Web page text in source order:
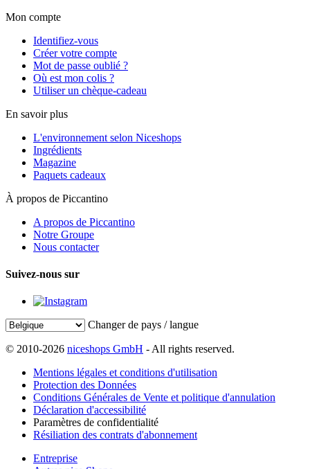
Mon compte
Identifiez-vous
Créer votre compte
Mot de passe oublié ?
Où est mon colis ?
Utiliser un chèque-cadeau
En savoir plus
L'environnement selon Niceshops
Ingrédients
Magazine
Paquets cadeaux
À propos de Piccantino
A propos de Piccantino
Notre Groupe
Nous contacter
Suivez-nous sur
Changer de pays / langue
© 2010-2026 niceshops GmbH - All rights reserved.
Mentions légales et conditions d'utilisation
Protection des Données
Conditions Générales de Vente et politique d'annulation
Déclaration d'accessibilité
Paramètres de confidentialité
Résiliation des contrats d'abonnement
Entreprise